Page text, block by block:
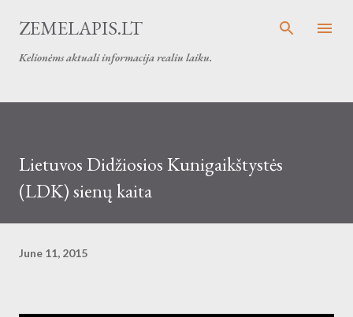
Skip to main content
ZEMELAPIS.LT
Kelionėms aktuali informacija realiu laiku.
Lietuvos Didžiosios Kunigaikštystės
(LDK) sienų kaita
June 11, 2015